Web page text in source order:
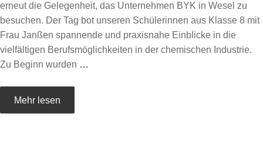
erneut die Gelegenheit, das Unternehmen BYK in Wesel zu
besuchen. Der Tag bot unseren Schülerinnen aus Klasse 8 mit
Frau Janßen spannende und praxisnahe Einblicke in die
vielfältigen Berufsmöglichkeiten in der chemischen Industrie.
Zu Beginn wurden …
Mehr lesen